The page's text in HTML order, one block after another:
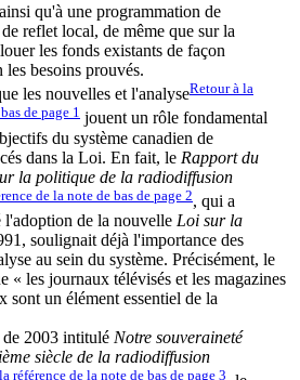
qu'à une programmation de
reflet local, de même que sur la
les fonds existants de façon
les besoins prouvés.
les nouvelles et l'analyseRetour à la
de page 1 jouent un rôle fondamental
du système canadien de
dans la Loi. En fait, le Rapport du
la politique de la radiodiffusion
de la note de bas de page 2, qui a
l'adoption de la nouvelle Loi sur la
soulignait déjà l'importance des
au sein du système. Précisément, le
« les journaux télévisés et les magazines
sont un élément essentiel de la
2003 intitulé Notre souveraineté
siècle de la radiodiffusion
référence de la note de bas de page 3